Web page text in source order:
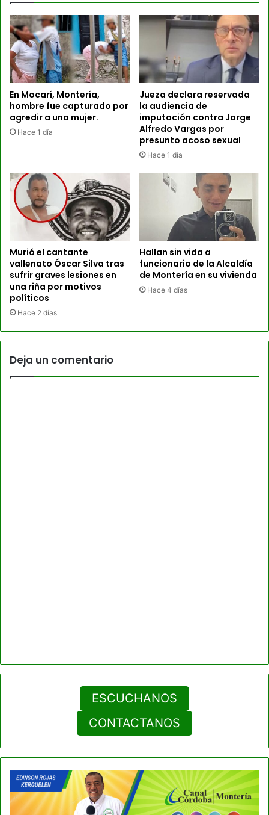
En Mocarí, Montería,
hombre fue capturado por
agredir a una mujer.
Hace 1 día
Jueza declara reservada
la audiencia de
imputación contra Jorge
Alfredo Vargas por
presunto acoso sexual
Hace 1 día
Murió el cantante
vallenato Óscar Silva tras
sufrir graves lesiones en
una riña por motivos
políticos
Hace 2 días
Hallan sin vida a
funcionario de la Alcaldía
de Montería en su vivienda
Hace 4 días
Deja un comentario
ESCUCHANOS
CONTACTANOS